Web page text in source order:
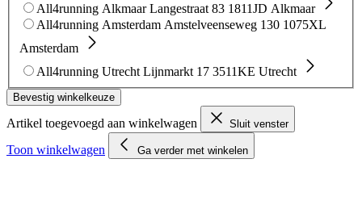
All4running Alkmaar Langestraat 83 1811JD Alkmaar
All4running Amsterdam Amstelveenseweg 130 1075XL
Amsterdam
All4running Utrecht Lijnmarkt 17 3511KE Utrecht
Bevestig winkelkeuze
Artikel toegevoegd aan winkelwagen Sluit venster
Toon winkelwagen Ga verder met winkelen